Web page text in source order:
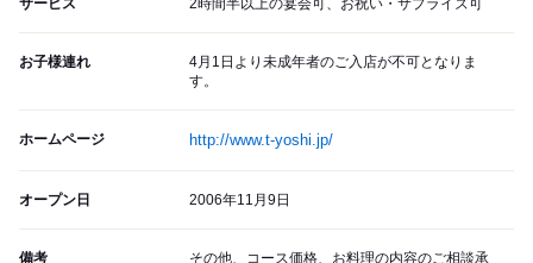
サービス 2時間半以上の宴会可、お祝い・サプライズ可
お子様連れ
4月1日より未成年者のご入店が不可となりま
す。
ホームページ http://www.t-yoshi.jp/
オープン日 2006年11月9日
備考
その他、コース価格、お料理の内容のご相談承